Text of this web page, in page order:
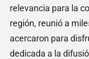
relevancia para la
región, reunió a
acercaron para
dedicada a la